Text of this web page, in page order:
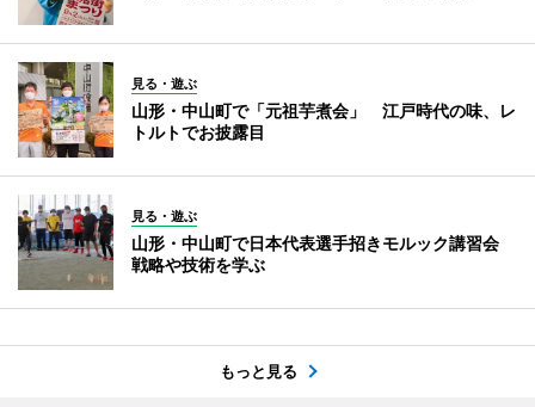
見る・遊ぶ
山形・中山町で「元祖芋煮会」 江戸時代の味、レ
トルトでお披露目
見る・遊ぶ
山形・中山町で日本代表選手招きモルック講習会
戦略や技術を学ぶ
もっと見る